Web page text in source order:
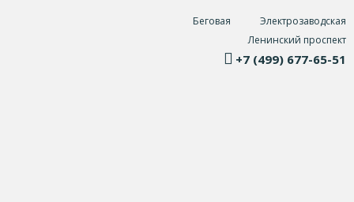
Беговая
Электрозаводская
Ленинский проспект
+7 (499) 677-65-51